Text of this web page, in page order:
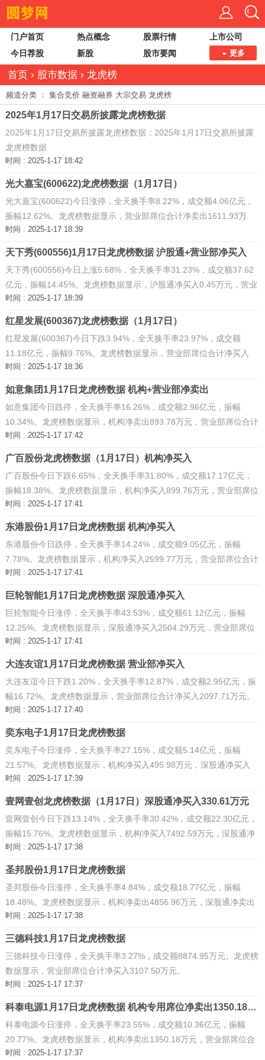
门户首页 热点概念 股票行情
上市公司
今日荐股
新股 股市要闻 更多
首页 › 股市数据 › 龙虎榜
频道分类 ： 集合竞价 融资融券 大宗交易 龙虎榜
2025年1月17日交易所披露龙虎榜数据
2025年1月17日交易所披露龙虎榜数据：2025年1月17日交易所披露
龙虎榜数据
时间 : 2025-1-17 18:42
光大嘉宝(600622)龙虎榜数据（1月17日）
光大嘉宝(600622)今日涨停，全天换手率8.22%，成交额4.06亿元，
振幅12.62%。龙虎榜数据显示，营业部席位合计净卖出1611.93万
元。
时间 : 2025-1-17 18:39
天下秀(600556)1月17日龙虎榜数据 沪股通+营业部净买入
天下秀(600556)今日上涨5.68%，全天换手率31.23%，成交额37.62
亿元，振幅14.45%。龙虎榜数据显示，沪股通净买入0.45万元，营业
部席位合计净买入1.77亿元。
时间 : 2025-1-17 18:39
红星发展(600367)龙虎榜数据（1月17日）
红星发展(600367)今日下跌3.94%，全天换手率23.97%，成交额
11.18亿元，振幅9.76%。龙虎榜数据显示，营业部席位合计净买入
2299.68万元。
时间 : 2025-1-17 18:36
如意集团1月17日龙虎榜数据 机构+营业部净卖出
如意集团今日跌停，全天换手率16.26%，成交额2.96亿元，振幅
10.34%。龙虎榜数据显示，机构净卖出893.78万元，营业部席位合计
净卖出569.15万元。
时间 : 2025-1-17 17:42
广百股份龙虎榜数据（1月17日）机构净买入
广百股份今日下跌6.65%，全天换手率31.80%，成交额17.17亿元，
振幅18.38%。龙虎榜数据显示，机构净买入899.76万元，营业部席位
合计净卖出6237.14万元。
时间 : 2025-1-17 17:41
东港股份1月17日龙虎榜数据 机构净买入
东港股份今日跌停，全天换手率14.24%，成交额9.05亿元，振幅
7.78%。龙虎榜数据显示，机构净买入2599.77万元，营业部席位合计
净买入1442.89万元。
时间 : 2025-1-17 17:41
巨轮智能1月17日龙虎榜数据 深股通净买入
巨轮智能今日涨停，全天换手率43.53%，成交额61.12亿元，振幅
12.25%。龙虎榜数据显示，深股通净买入2504.29万元，营业部席位
合计净买入3.04亿元。
时间 : 2025-1-17 17:41
大连友谊1月17日龙虎榜数据 营业部净买入
大连友谊今日下跌1.20%，全天换手率12.87%，成交额2.95亿元，振
幅16.72%。龙虎榜数据显示，营业部席位合计净买入2097.71万元。
时间 : 2025-1-17 17:40
奕东电子1月17日龙虎榜数据
奕东电子今日涨停，全天换手率27.15%，成交额5.14亿元，振幅
21.57%。龙虎榜数据显示，机构净买入495.98万元，深股通净买入
414.72万元，营业部席位合计净买入4783.88万元。 ...
时间 : 2025-1-17 17:39
壹网壹创龙虎榜数据（1月17日）深股通净买入330.61万元
壹网壹创今日下跌13.14%，全天换手率30.42%，成交额22.30亿元，
振幅15.76%。龙虎榜数据显示，机构净买入7492.59万元，深股通净
买入330.61万元，营业部席位合计净买入1898.34万元。 ...
时间 : 2025-1-17 17:38
圣邦股份1月17日龙虎榜数据
圣邦股份今日涨停，全天换手率4.84%，成交额18.77亿元，振幅
18.48%。龙虎榜数据显示，机构净卖出4856.96万元，深股通净卖出
4750.76万元，营业部席位合计净买入1.92亿元。 ...
时间 : 2025-1-17 17:38
三德科技1月17日龙虎榜数据
三德科技今日涨停，全天换手率3.27%，成交额8874.95万元。龙虎榜
数据显示，营业部席位合计净买入3107.50万元。
时间 : 2025-1-17 17:37
科泰电源1月17日龙虎榜数据 机构专用席位净卖出1350.18万元
科泰电源今日涨停，全天换手率23.55%，成交额10.36亿元，振幅
20.77%。龙虎榜数据显示，机构净卖出1350.18万元，营业部席位合
计净买入4724.29万元。
时间 : 2025-1-17 17:37